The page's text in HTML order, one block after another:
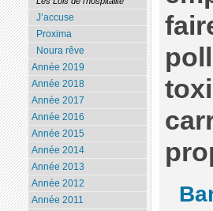
J’accuse
Proxima
Noura rêve
Année 2019
Année 2018
Année 2017
Année 2016
Année 2015
Année 2014
Année 2013
Année 2012
Année 2011